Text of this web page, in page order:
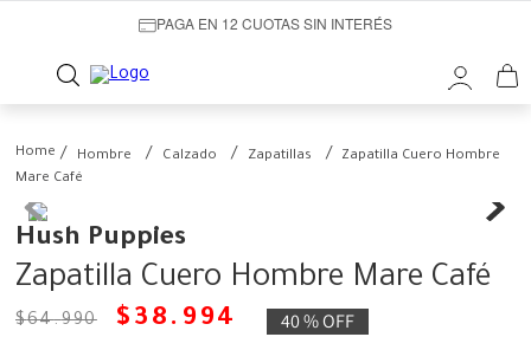
PAGA EN 12 CUOTAS SIN INTERÉS
Hombre Calzado Zapatillas
Zapatilla Cuero Hombre
Mare Café
Hush Puppies
Zapatilla Cuero Hombre Mare Café
$64.990 $ 38 . 994 40 %OFF